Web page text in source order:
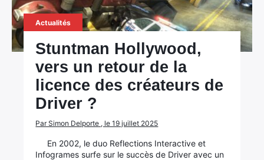
Actualités
Stuntman Hollywood,
vers un retour de la
licence des créateurs de
Driver ?
Par Simon Delporte , le 19 juillet 2025
En 2002, le duo Reflections Interactive et
Infogrames surfe sur le succès de Driver avec un